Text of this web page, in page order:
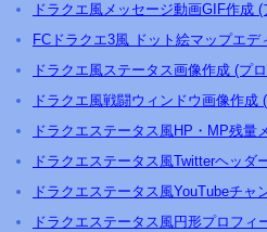
ドラクエ風メッセージ動画GIF作成
FCドラクエ3風 ドット絵マップエデ
ドラクエ風ステータス画像作成 (プ
ドラクエ風戦闘ウィンドウ画像作成
ドラクエステータス風HP・MP残量
ドラクエステータス風Twitterヘッダ
ドラクエステータス風YouTubeチャ
ドラクエステータス風円形プロフィ